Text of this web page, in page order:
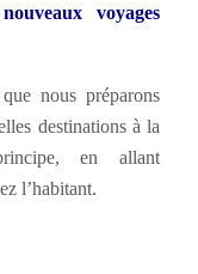
voyages
nous préparons
destinations à la
en allant
l’habitant.